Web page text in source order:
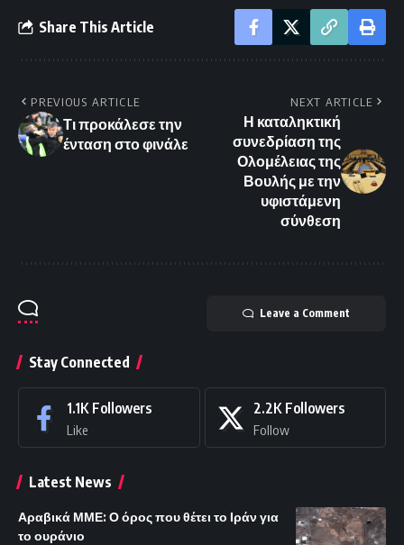
Share This Article
PREVIOUS ARTICLE
Τι προκάλεσε την
ένταση στο φινάλε
NEXT ARTICLE
Η καταληκτική
συνεδρίαση της
Ολομέλειας της
Βουλής με την
υφιστάμενη
σύνθεση
Leave a Comment
Stay Connected
1.1K Followers
Like
2.2K Followers
Follow
Latest News
Αραβικά ΜΜΕ: Ο όρος που θέτει το Ιράν για
το ουράνιο